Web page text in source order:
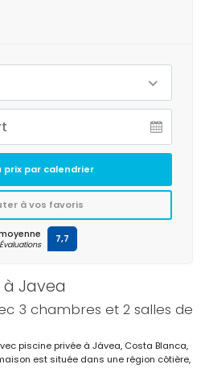
Javea
3 chambres et 2 salles de
piscine privée à Jávea, Costa Blanca,
est située dans une région côtière,
prix par calendrier
à vos favoris
7,7